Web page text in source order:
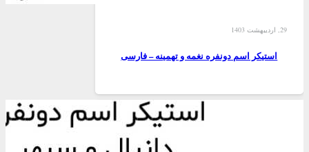
29, اردیبهشت 1403
استیکر اسم دونفره نغمه و تهمینه – فارسی